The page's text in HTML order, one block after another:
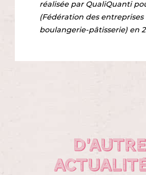
réalisée par QualiQuanti
(Fédération des entreprises
boulangerie-pâtisserie) en